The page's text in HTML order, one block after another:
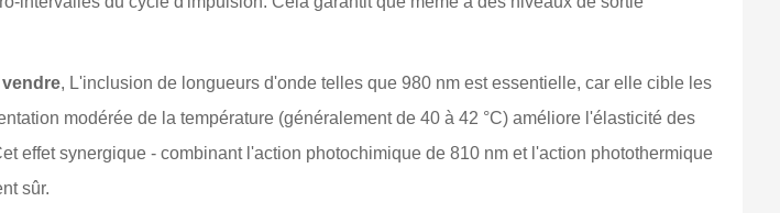
, L'inclusion de longueurs d'onde telles que 980 nm est essentielle, car elle cible les
modérée de la température (généralement de 40 à 42 °C) améliore l'élasticité des
effet synergique - combinant l'action photochimique de 810 nm et l'action photothermique
sûr.